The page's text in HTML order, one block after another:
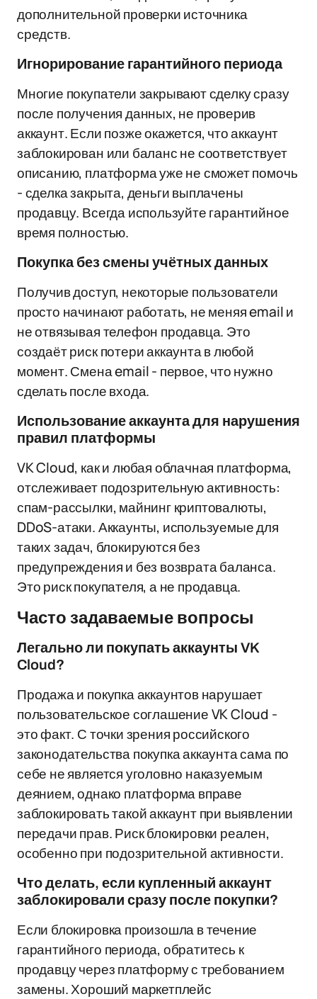
дополнительной проверки источника
средств.
Игнорирование гарантийного периода
Многие покупатели закрывают сделку сразу
после получения данных, не проверив
аккаунт. Если позже окажется, что аккаунт
заблокирован или баланс не соответствует
описанию, платформа уже не сможет помочь
- сделка закрыта, деньги выплачены
продавцу. Всегда используйте гарантийное
время полностью.
Покупка без смены учётных данных
Получив доступ, некоторые пользователи
просто начинают работать, не меняя email и
не отвязывая телефон продавца. Это
создаёт риск потери аккаунта в любой
момент. Смена email - первое, что нужно
сделать после входа.
Использование аккаунта для нарушения
правил платформы
VK Cloud, как и любая облачная платформа,
отслеживает подозрительную активность:
спам-рассылки, майнинг криптовалюты,
DDoS-атаки. Аккаунты, используемые для
таких задач, блокируются без
предупреждения и без возврата баланса.
Это риск покупателя, а не продавца.
Часто задаваемые вопросы
Легально ли покупать аккаунты VK
Cloud?
Продажа и покупка аккаунтов нарушает
пользовательское соглашение VK Cloud -
это факт. С точки зрения российского
законодательства покупка аккаунта сама по
себе не является уголовно наказуемым
деянием, однако платформа вправе
заблокировать такой аккаунт при выявлении
передачи прав. Риск блокировки реален,
особенно при подозрительной активности.
Что делать, если купленный аккаунт
заблокировали сразу после покупки?
Если блокировка произошла в течение
гарантийного периода, обратитесь к
продавцу через платформу с требованием
замены. Хороший маркетплейс